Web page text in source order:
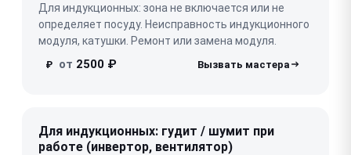
Для индукционных: зона не включается или не
определяет посуду. Неисправность индукционного
модуля, катушки. Ремонт или замена модуля.
₽ от 2500 ₽
Для индукционных: гудит / шумит при
работе (инвертор, вентилятор)